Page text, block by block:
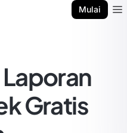
Mulai
Gratis